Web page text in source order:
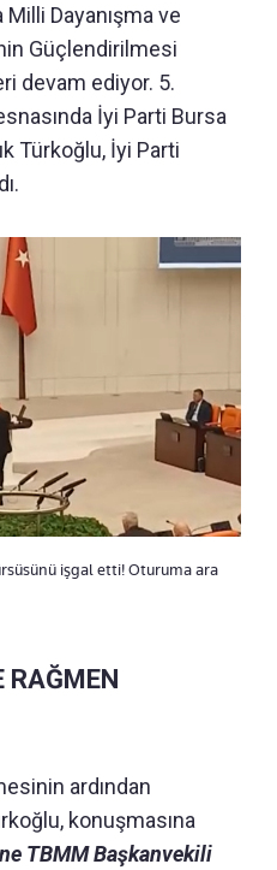
Dayanışma ve
Güçlendirilmesi
devam ediyor. 5.
İyi Parti Bursa
Türkoğlu, İyi Parti
işgal etti! Oturuma ara
RAĞMEN
ardından
konuşmasına
TBMM Başkanvekili